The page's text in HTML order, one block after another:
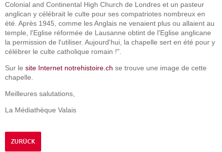
Colonial and Continental High Church de Londres et un pasteur
anglican y célébrait le culte pour ses compatriotes nombreux en
été. Après 1945, comme les Anglais ne venaient plus ou allaient au
temple, l'Eglise réformée de Lausanne obtint de l'Eglise anglicane
la permission de l'utiliser. Aujourd'hui, la chapelle sert en été pour y
célébrer le culte catholique romain !".
Sur le site Internet notrehistoire.ch se trouve une image de cette
chapelle.
Meilleures salutations,
La Médiathèque Valais
ZURÜCK